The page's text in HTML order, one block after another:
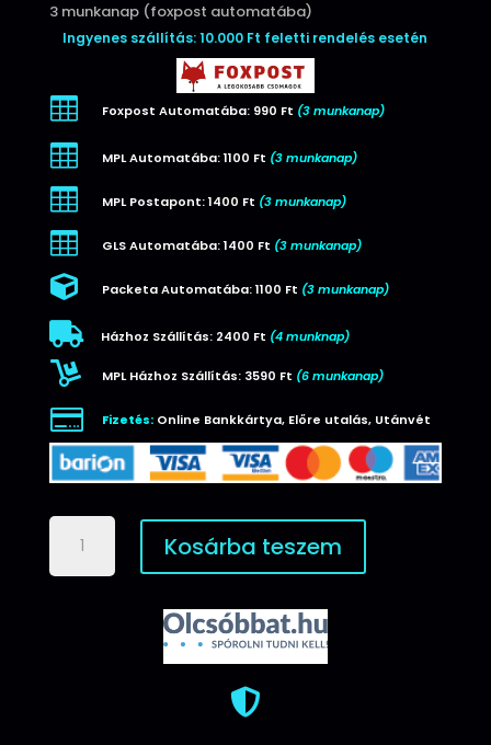
3 munkanap (foxpost automatába)
Ingyenes szállítás: 10.000 Ft feletti rendelés esetén
 Foxpost Automatába: 990 Ft (3 munkanap)
 MPL Automatába: 1100 Ft (3 munkanap)
 MPL Postapont: 1400 Ft (3 munkanap)
 GLS Automatába: 1400 Ft (3 munkanap)
 Packeta Automatába: 1100 Ft (3 munkanap)
 Házhoz Szállítás: 2400 Ft (4 munknap)
 MPL Házhoz Szállítás: 3590 Ft (6 munkanap)
 Fizetés:Online Bankkártya, Előre utalás, Utánvét
Mágneses
Apple
Watch
Kosárba teszem
